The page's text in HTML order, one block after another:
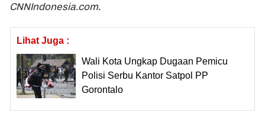
CNNIndonesia.com.
Lihat Juga :
Wali Kota Ungkap Dugaan Pemicu
Polisi Serbu Kantor Satpol PP
Gorontalo